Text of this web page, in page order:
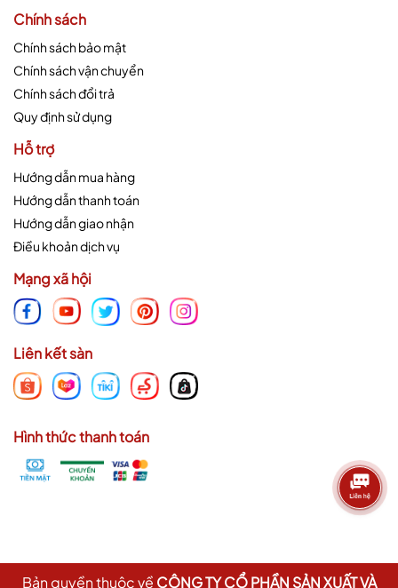
Chính sách
Chính sách bảo mật
Chính sách vận chuyển
Chính sách đổi trả
Quy định sử dụng
Hỗ trợ
Hướng dẫn mua hàng
Hướng dẫn thanh toán
Hướng dẫn giao nhận
Điều khoản dịch vụ
Mạng xã hội
Liên kết sàn
Hình thức thanh toán
Bản quyền thuộc về CÔNG TY CỔ PHẦN SẢN XUẤT VÀ